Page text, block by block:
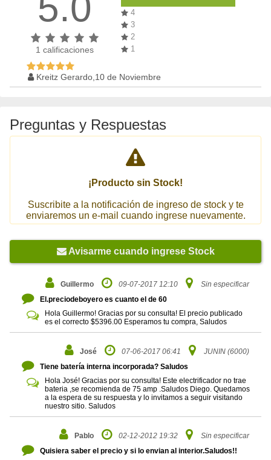
1 calificaciones
4
3
2
1
Kreitz Gerardo,10 de Noviembre
Preguntas y Respuestas
¡Producto sin Stock!
Suscribite a la notificación de ingreso de stock y te
enviaremos un e-mail cuando ingrese nuevamente.
Avisarme cuando ingrese Stock
Guillermo 09-07-2017 12:10
Sin especificar
El.preciodeboyero es cuanto el de 60
Hola Guillermo! Gracias por su consulta! El precio publicado
es el correcto $5396.00 Esperamos tu compra, Saludos
José 07-06-2017 06:41
JUNIN (6000)
Tiene batería interna incorporada? Saludos
Hola José! Gracias por su consulta! Este electrificador no trae
bateria ,se recomienda de 75 amp .Saludos Diego. Quedamos
a la espera de su respuesta y lo invitamos a seguir visitando
nuestro sitio. Saludos
Pablo 02-12-2012 19:32
Sin especificar
Quisiera saber el precio y si lo envian al interior.Saludos!!